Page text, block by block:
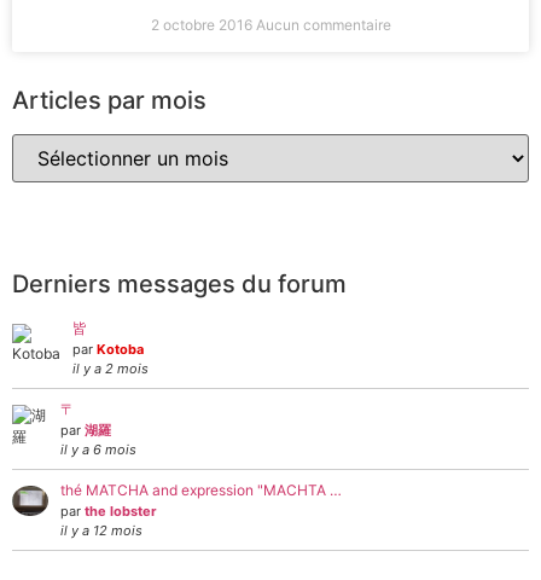
2 octobre 2016 Aucun commentaire
Articles par mois
Derniers messages du forum
皆
par Kotoba
il y a 2 mois
〒
par 湖羅
il y a 6 mois
thé MATCHA and expression "MACHTA …
par the lobster
il y a 12 mois